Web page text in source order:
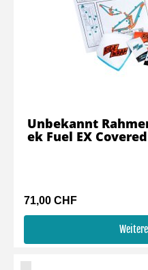
71,00 CHF
Unbekannt
ek Fuel EX